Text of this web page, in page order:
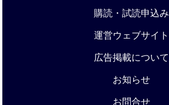
購読・試読申込み
運営ウェブサイト
広告掲載について
お知らせ
お問合せ